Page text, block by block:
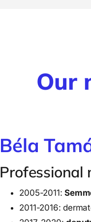
Our
Béla
Professional
2005-2011:
2011-2016: